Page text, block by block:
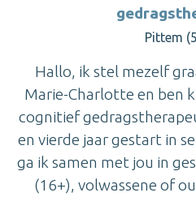
Pittem
Hallo, ik stel mezelf
Marie-Charlotte en ben
cognitief
en vierde jaar gestart in
ga ik samen met jou in
(16+), volwassene of